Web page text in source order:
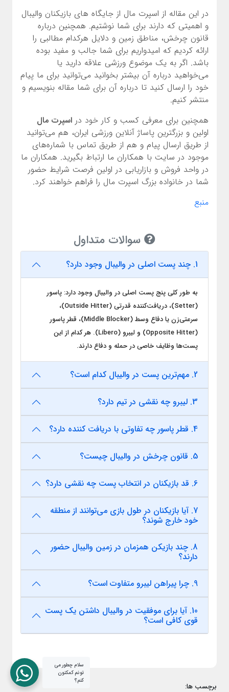
در این مقاله از اسپرت مال از جایگاه های بازیکنان والیبال
و اهمیتی که دارند برای شما نوشتیم. همچنین درباره
قانون چرخش، مناطق زمین و دلایل هرکدام مطالبی را
ارائه کردیم که امیدواریم برای شما جالب و مفید بوده
باشد. اگر به یک موضوع ورزشی علاقه دارید یا
می‌خواهید درباره آن بیشتر بخوانید می‌توانید برای ما پیام
خود را ارسال کنید تا درباره آن برای شما مقاله بنویسیم و
منتشر کنیم.
همچنین برای معرفی کسب و کار خود در اسپرت مال
اولین و بزرگترین پاساژ آنلاین ورزشی ایران، هم می‌توانید
از طریق ارسال پیام و هم از طریق تماس با شماره‌های
موجود در سایت با همکاران ما ارتباط بگیرید. همکاران ما
در واحد فروش و بازاریابی در اولین فرصت شرایط حضور
شما در خانواده بزرگ اسپرت مال را فراهم خواهند کرد.
منبع
سوالات متداول
1. چند پست اصلی در والیبال وجود دارد؟
به طور کلی پنج پست اصلی در والیبال وجود دارد: پاسور
(Setter)، دریافت‌کننده قدرتی (Outside Hitter)،
سرعتی‌زن یا دفاع وسط (Middle Blocker)، قطر پاسور
(Opposite Hitter) و لیبرو (Libero). هر کدام از این
پست‌ها وظایف خاصی در حمله و دفاع دارند.
2. مهم‌ترین پست در والیبال کدام است؟
3. لیبرو چه نقشی در تیم دارد؟
4. قطر پاسور چه تفاوتی با دریافت کننده دارد؟
5. قانون چرخش در والیبال چیست؟
6. قد بازیکنان در انتخاب پست چه نقشی دارد؟
7. آیا بازیکنان در طول بازی می‌توانند از منطقه
خود خارج شوند؟
8. چند بازیکن همزمان در زمین والیبال حضور
دارند؟
9. چرا پیراهن لیبرو متفاوت است؟
10. آیا برای موفقیت در والیبال داشتن یک پست
قوی کافی است؟
برچسب ها:
سلام چطور می
تونم کمکتون
کنم؟